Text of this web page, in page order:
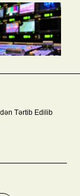
Tərtib Edilib